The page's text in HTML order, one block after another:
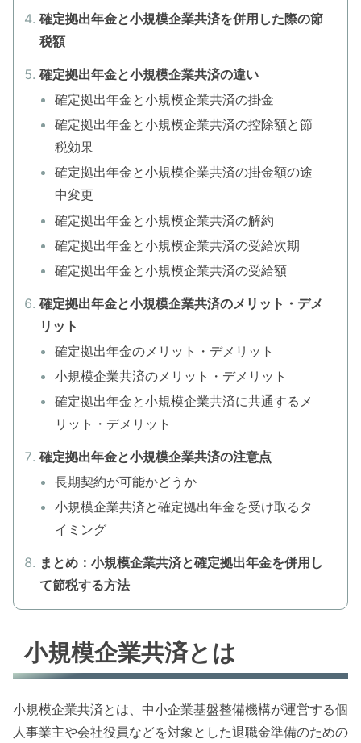
確定拠出年金と小規模企業共済を併用した際の節
税額
確定拠出年金と小規模企業共済の違い
確定拠出年金と小規模企業共済の掛金
確定拠出年金と小規模企業共済の控除額と節
税効果
確定拠出年金と小規模企業共済の掛金額の途
中変更
確定拠出年金と小規模企業共済の解約
確定拠出年金と小規模企業共済の受給次期
確定拠出年金と小規模企業共済の受給額
確定拠出年金と小規模企業共済のメリット・デメ
リット
確定拠出年金のメリット・デメリット
小規模企業共済のメリット・デメリット
確定拠出年金と小規模企業共済に共通するメ
リット・デメリット
確定拠出年金と小規模企業共済の注意点
長期契約が可能かどうか
小規模企業共済と確定拠出年金を受け取るタ
イミング
まとめ：小規模企業共済と確定拠出年金を併用し
て節税する方法
小規模企業共済とは
小規模企業共済とは、中小企業基盤整備機構が運営する個
人事業主や会社役員などを対象とした退職金準備のための